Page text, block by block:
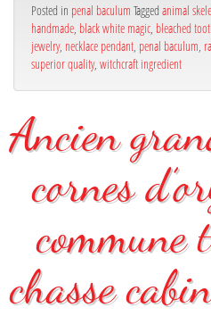
Posted in penal baculum Tagged animal
handmade black white magic bleached
jewelry, necklace pendant penal baculum
superior quality, witchcraft ingredient
Ancien
cornes
commune
chasse